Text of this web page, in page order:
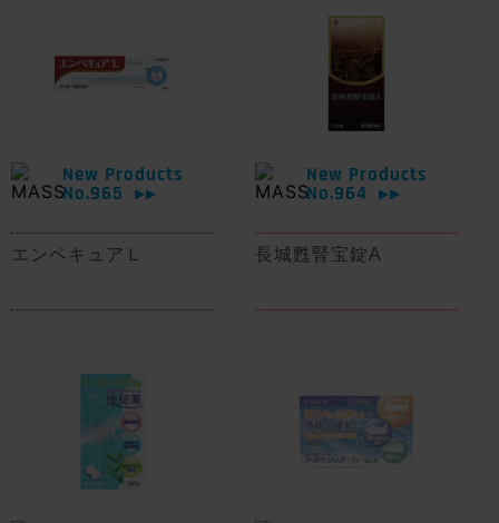
New Products
No.965
▶▶
エンペキュアＬ
New Products
No.964
▶▶
長城甦腎宝錠A